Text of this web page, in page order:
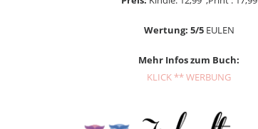
Wertung: 5/5EULEN
Mehr Infos zum Buch:
KLICK ** WERBUNG